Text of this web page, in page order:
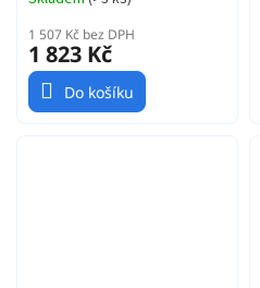
1 507 Kč bez DPH
1 823 Kč
Do košíku